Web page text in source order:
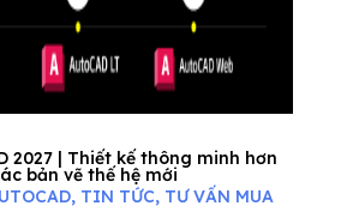
2027 | Thiết kế thông minh hơn
bản vẽ thế hệ mới
, TIN TỨC, TƯ VẤN MUA